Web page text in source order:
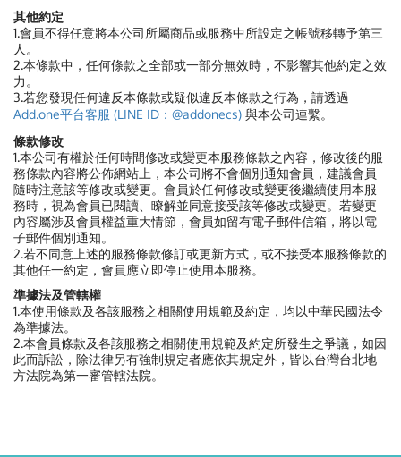
其他約定
1.會員不得任意將本公司所屬商品或服務中所設定之帳號移轉予第三
人。
2.本條款中，任何條款之全部或一部分無效時，不影響其他約定之效
力。
3.若您發現任何違反本條款或疑似違反本條款之行為，請透過
Add.one平台客服 (LINE ID：@addonecs) 與本公司連繫。
條款修改
1.本公司有權於任何時間修改或變更本服務條款之內容，修改後的服
務條款內容將公佈網站上，本公司將不會個別通知會員，建議會員
隨時注意該等修改或變更。會員於任何修改或變更後繼續使用本服
務時，視為會員已閱讀、瞭解並同意接受該等修改或變更。若變更
內容屬涉及會員權益重大情節，會員如留有電子郵件信箱，將以電
子郵件個別通知。
2.若不同意上述的服務條款修訂或更新方式，或不接受本服務條款的
其他任一約定，會員應立即停止使用本服務。
準據法及管轄權
1.本使用條款及各該服務之相關使用規範及約定，均以中華民國法令
為準據法。
2.本會員條款及各該服務之相關使用規範及約定所發生之爭議，如因
此而訴訟，除法律另有強制規定者應依其規定外，皆以台灣台北地
方法院為第一審管轄法院。